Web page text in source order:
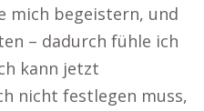
mich begeistern, und
– dadurch fühle ich
kann jetzt
nicht festlegen muss,